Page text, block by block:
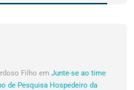
Filho em Junte-se ao time
de Pesquisa Hospedeiro da